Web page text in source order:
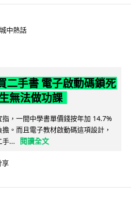
城中熱話
二手書 電子啟動碼鎖死
無法做功課
，一間中學書單價錢按年加 14.7%
。而且電子教材啟動碼這項設計，
手...
閱讀全文
享